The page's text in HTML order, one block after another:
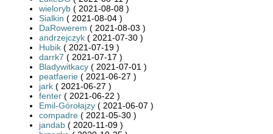
wieloryb ( 2021-08-08 )
Sialkin ( 2021-08-04 )
DaRowerem ( 2021-08-03 )
andrzejczyk ( 2021-07-30 )
Hubik ( 2021-07-19 )
darrk7 ( 2021-07-17 )
Bladywitkacy ( 2021-07-01 )
peatfaerie ( 2021-06-27 )
jark ( 2021-06-27 )
fenter ( 2021-06-22 )
Emil-Górołajzy ( 2021-06-07 )
compadre ( 2021-05-30 )
jandab ( 2020-11-09 )